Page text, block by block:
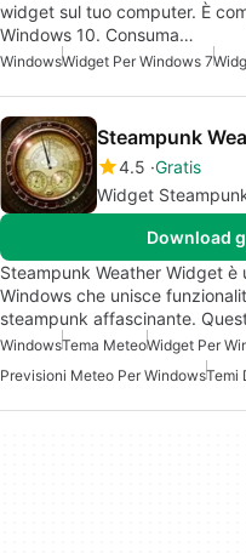
widget sul tuo computer. È
Windows 10. Consuma…
WindowsWidget Per Windows 7
Steampunk
4.5 Gratis
Widget
Download
Steampunk Weather Widget
Windows che unisce
steampunk affascinante.
WindowsTema MeteoWidget Per
Previsioni Meteo Per WindowsTemi